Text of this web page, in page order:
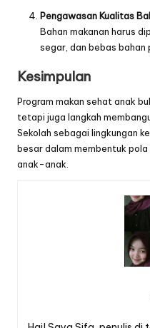
Pengawasan Kualitas
Bahan makanan harus
segar, dan bebas bahan
Kesimpulan
Program makan sehat anak
tetapi juga langkah
Sekolah sebagai lingkungan
besar dalam membentuk
anak-anak.